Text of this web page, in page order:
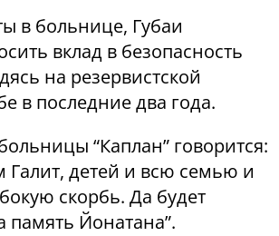
в больнице, Губаи
вклад в безопасность
на резервистской
в последние два года.
“Каплан” говорится:
детей и всю семью и
скорбь. Да будет
память Йонатана”.